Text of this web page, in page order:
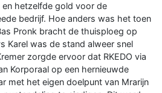
hetzelfde gold voor de
bedrijf. Hoe anders was het toen
Pronk bracht de thuisploeg op
Karel was de stand alweer snel
zorgde ervoor dat RKEDO via
Korporaal op een hernieuwde
met het eigen doelpunt van Mrarijn